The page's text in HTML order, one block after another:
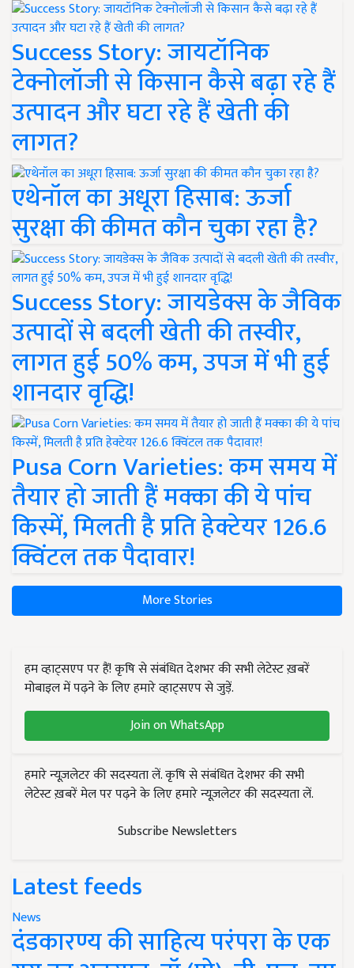
Success Story: जायटॉनिक
टेक्नोलॉजी से किसान कैसे बढ़ा रहे हैं
उत्पादन और घटा रहे हैं खेती की
लागत?
एथेनॉल का अधूरा हिसाब: ऊर्जा
सुरक्षा की कीमत कौन चुका रहा है?
Success Story: जायडेक्स के जैविक
उत्पादों से बदली खेती की तस्वीर,
लागत हुई 50% कम, उपज में भी हुई
शानदार वृद्धि!
Pusa Corn Varieties: कम समय में
तैयार हो जाती हैं मक्का की ये पांच
किस्में, मिलती है प्रति हेक्टेयर 126.6
क्विंटल तक पैदावार!
More Stories
हम व्हाट्सएप पर हैं! कृषि से संबंधित देशभर की सभी लेटेस्ट ख़बरें
मोबाइल में पढ़ने के लिए हमारे व्हाट्सएप से जुड़ें.
Join on WhatsApp
हमारे न्यूज़लेटर की सदस्यता लें. कृषि से संबंधित देशभर की सभी
लेटेस्ट ख़बरें मेल पर पढ़ने के लिए हमारे न्यूज़लेटर की सदस्यता लें.
Subscribe Newsletters
Latest feeds
News
दंडकारण्य की साहित्य परंपरा के एक